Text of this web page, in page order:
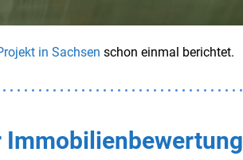
in Sachsen schon einmal berichtet.
Immobilienbewertung